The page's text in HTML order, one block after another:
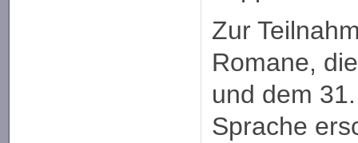
Zur
Romane,
und dem
Sprache